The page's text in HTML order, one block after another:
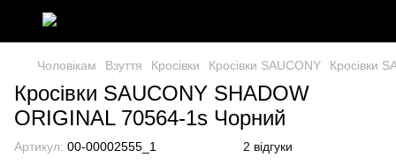
Чоловікам Взуття Кросівки Кросівки SAUCONY Кросівки
Кросівки SAUCONY SHADOW
ORIGINAL 70564-1s Чорний
Артикул: 00-00002555_1 2 відгуки